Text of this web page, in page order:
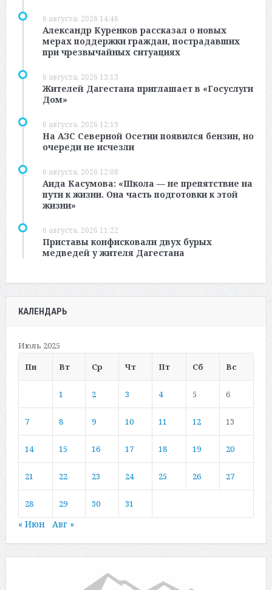
6 августа, 2026 14:46
Александр Куренков рассказал о новых
мерах поддержки граждан, пострадавших
при чрезвычайных ситуациях
6 августа, 2026 13:13
Жителей Дагестана приглашает в «Госуслуги
Дом»
6 августа, 2026 12:19
На АЗС Северной Осетии появился бензин, но
очереди не исчезли
6 августа, 2026 12:08
Аида Касумова: «Школа — не препятствие на
пути к жизни. Она часть подготовки к этой
жизни»
6 августа, 2026 11:22
Приставы конфисковали двух бурых
медведей у жителя Дагестана
КАЛЕНДАРЬ
Июль 2025
Пн
Вт Ср Чт Пт Сб Вс
1 2 3 4 5 6
7 8 9 10 11 12 13
14 15 16 17 18 19 20
21 22 23 24 25 26 27
28 29 30 31
« Июн Авг »